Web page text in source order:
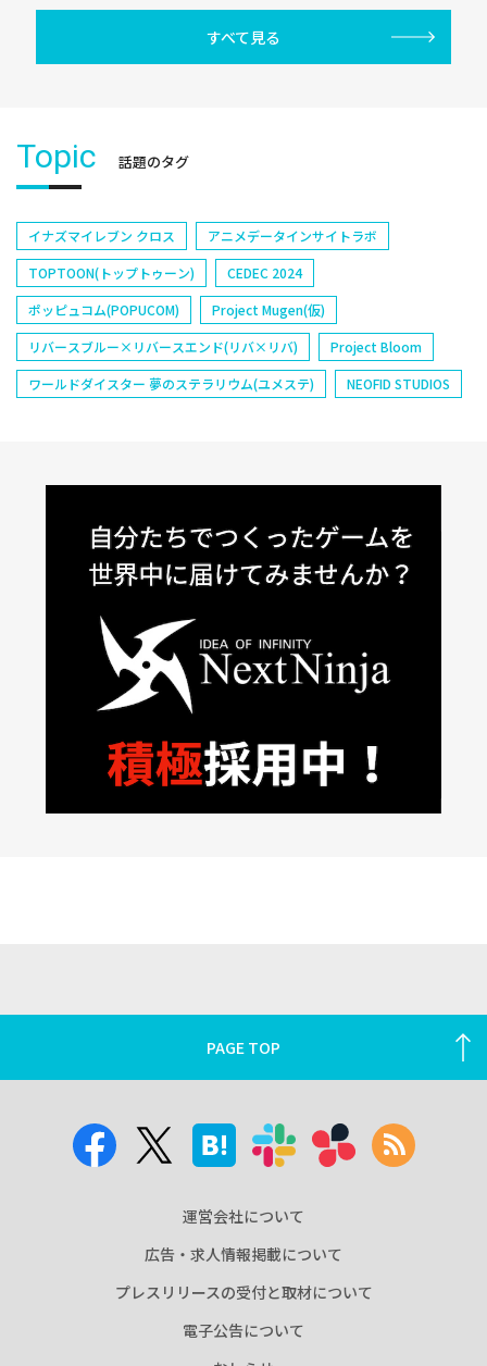
すべて見る
Topic 話題のタグ
イナズマイレブン クロス
アニメデータインサイトラボ
TOPTOON(トップトゥーン)
CEDEC 2024
ポッピュコム(POPUCOM)
Project Mugen(仮)
リバースブルー×リバースエンド(リバ×リバ)
Project Bloom
ワールドダイスター 夢のステラリウム(ユメステ)
NEOFID STUDIOS
PAGE TOP
運営会社について
広告・求人情報掲載について
プレスリリースの受付と取材について
電子公告について